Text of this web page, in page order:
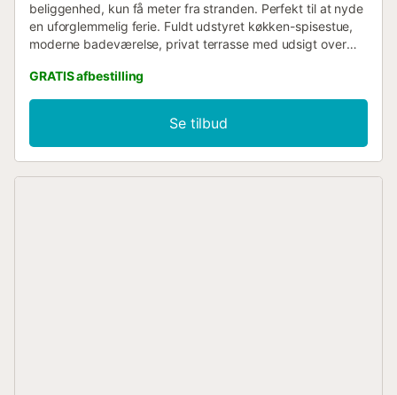
beliggenhed, kun få meter fra stranden. Perfekt til at nyde
en uforglemmelig ferie. Fuldt udstyret køkken-spisestue,
moderne badeværelse, privat terrasse med udsigt over
Beliggende i det smukke område L'Escala, omgivet af
Middelhavets ro og i kort afstand fra restauranter, butikker
og fritidsaktiviteter. For mere information tøv ikke med at
GRATIS afbestilling
Se tilbud